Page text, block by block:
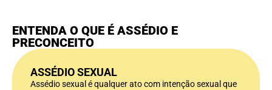
ENTENDA O QUE É ASSÉDIO E
PRECONCEITO
ASSÉDIO SEXUAL
Assédio sexual é qualquer ato com intenção sexual que